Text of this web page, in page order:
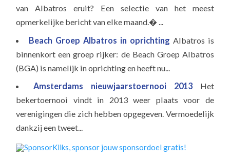
van Albatros eruit? Een selectie van het meest
opmerkelijke bericht van elke maand.� ...
Beach Groep Albatros in oprichting Albatros is
binnenkort een groep rijker: de Beach Groep Albatros
(BGA) is namelijk in oprichting en heeft nu...
Amsterdams nieuwjaarstoernooi 2013 Het
bekertoernooi vindt in 2013 weer plaats voor de
verenigingen die zich hebben opgegeven. Vermoedelijk
dankzij een tweet...